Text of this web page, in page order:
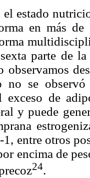
estado
en más
parte de
observamos
no se
exceso de
y puede
entre otros
encima de
24.